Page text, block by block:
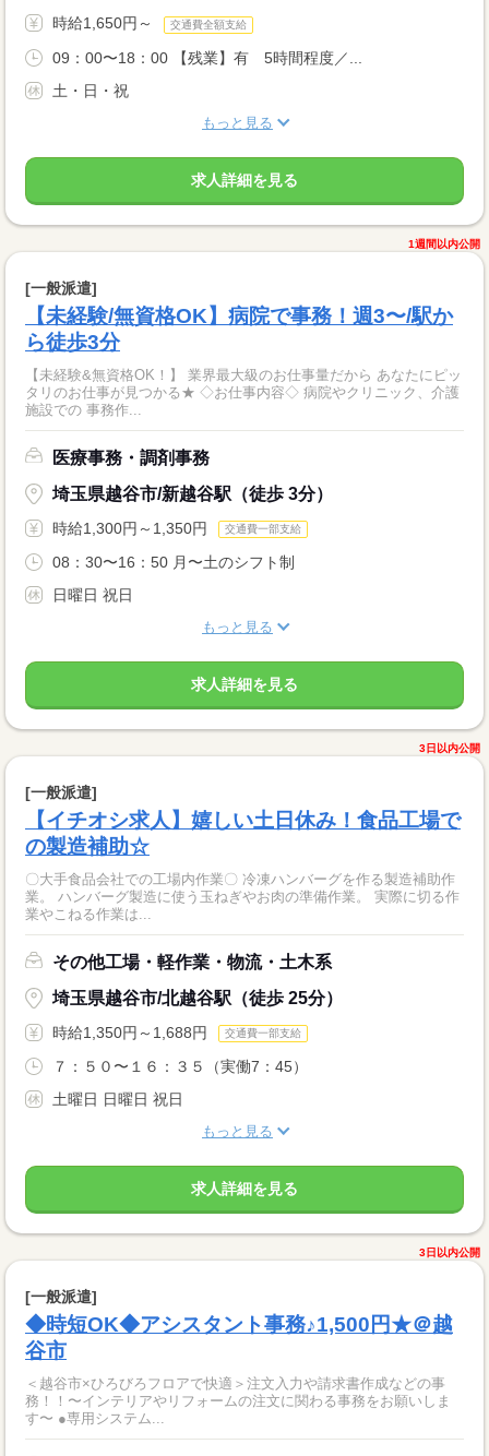
時給1,650円～ 交通費全額支給
09：00〜18：00 【残業】有 5時間程度／...
土・日・祝
もっと見る
求人詳細を見る
1週間以内公開
[一般派遣]
【未経験/無資格OK】病院で事務！週3〜/駅か
ら徒歩3分
【未経験&無資格OK！】 業界最大級のお仕事量だから あなたにピッ
タリのお仕事が見つかる★ ◇お仕事内容◇ 病院やクリニック、介護
施設での 事務作...
医療事務・調剤事務
埼玉県越谷市/新越谷駅（徒歩 3分）
時給1,300円～1,350円 交通費一部支給
08：30〜16：50 月〜土のシフト制
日曜日 祝日
もっと見る
求人詳細を見る
3日以内公開
[一般派遣]
【イチオシ求人】嬉しい土日休み！食品工場で
の製造補助☆
〇大手食品会社での工場内作業〇 冷凍ハンバーグを作る製造補助作
業。 ハンバーグ製造に使う玉ねぎやお肉の準備作業。 実際に切る作
業やこねる作業は...
その他工場・軽作業・物流・土木系
埼玉県越谷市/北越谷駅（徒歩 25分）
時給1,350円～1,688円 交通費一部支給
７：５０〜１６：３５（実働7：45）
土曜日 日曜日 祝日
もっと見る
求人詳細を見る
3日以内公開
[一般派遣]
◆時短OK◆アシスタント事務♪1,500円★＠越
谷市
＜越谷市×ひろびろフロアで快適＞注文入力や請求書作成などの事
務！！〜インテリアやリフォームの注文に関わる事務をお願いしま
す〜 ●専用システム...